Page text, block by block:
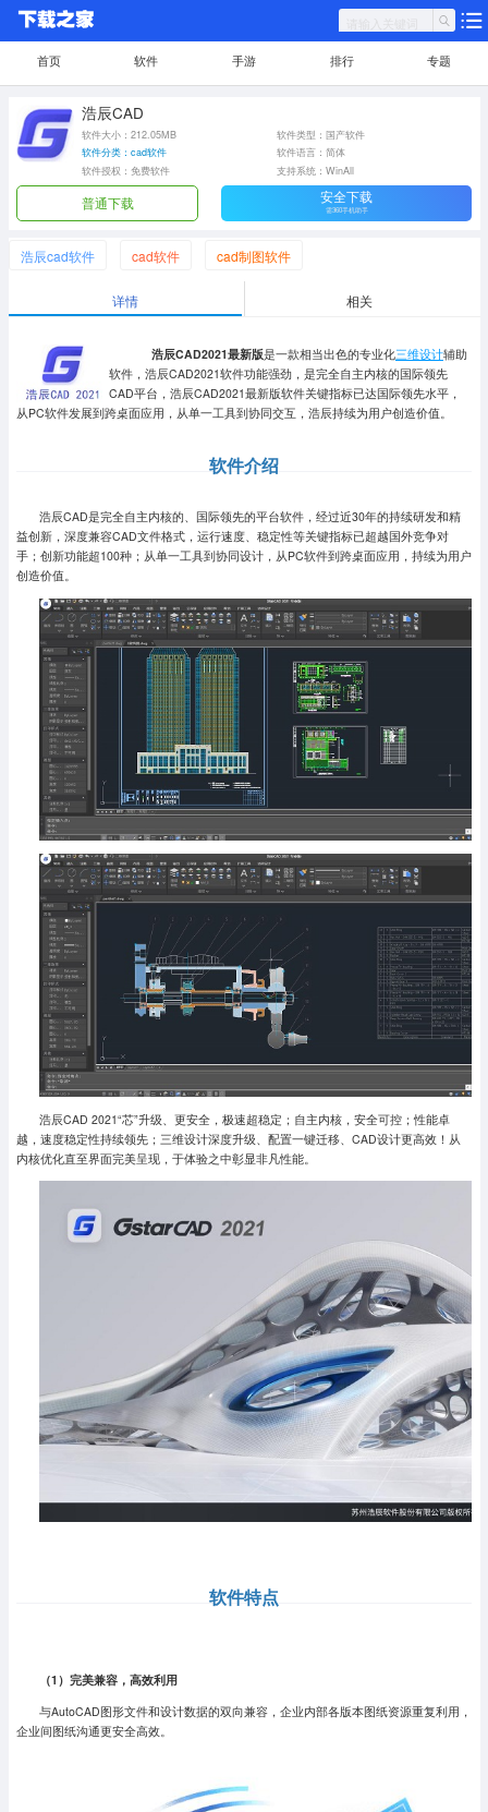
首页 软件 手游 排行 专题
浩辰CAD
软件大小：212.05MB
软件类型：国产软件
软件分类：cad软件
软件语言：简体
软件授权：免费软件
支持系统：WinAll
普通下载 安全下载
需360手机助手
浩辰cad软件 cad软件 cad制图软件
详情 相关
浩辰CAD2021最新版是一款相当出色的专业化三维设计辅助
软件，浩辰CAD2021软件功能强劲，是完全自主内核的国际领先
CAD平台，浩辰CAD2021最新版软件关键指标已达国际领先水平，
从PC软件发展到跨桌面应用，从单一工具到协同交互，浩辰持续为用户创造价值。
软件介绍
浩辰CAD是完全自主内核的、国际领先的平台软件，经过近30年的持续研发和精
益创新，深度兼容CAD文件格式，运行速度、稳定性等关键指标已超越国外竞争对
手；创新功能超100种；从单一工具到协同设计，从PC软件到跨桌面应用，持续为用户
创造价值。
浩辰CAD 2021“芯”升级、更安全，极速超稳定；自主内核，安全可控；性能卓
越，速度稳定性持续领先；三维设计深度升级、配置一键迁移、CAD设计更高效！从
内核优化直至界面完美呈现，于体验之中彰显非凡性能。
软件特点
（1）完美兼容，高效利用
与AutoCAD图形文件和设计数据的双向兼容，企业内部各版本图纸资源重复利用，
企业间图纸沟通更安全高效。